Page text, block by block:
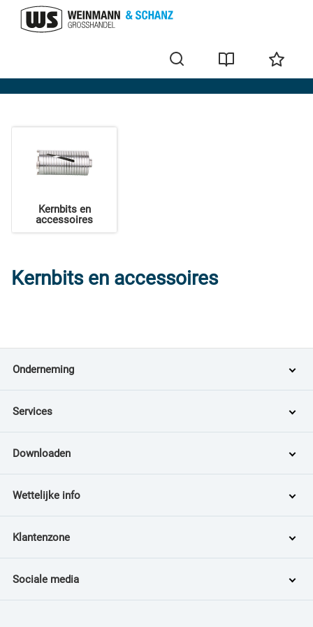
Boor
Kernbits en
accessoires
Kernbits en accessoires
Onderneming
Services
Downloaden
Wettelijke info
Klantenzone
Sociale media